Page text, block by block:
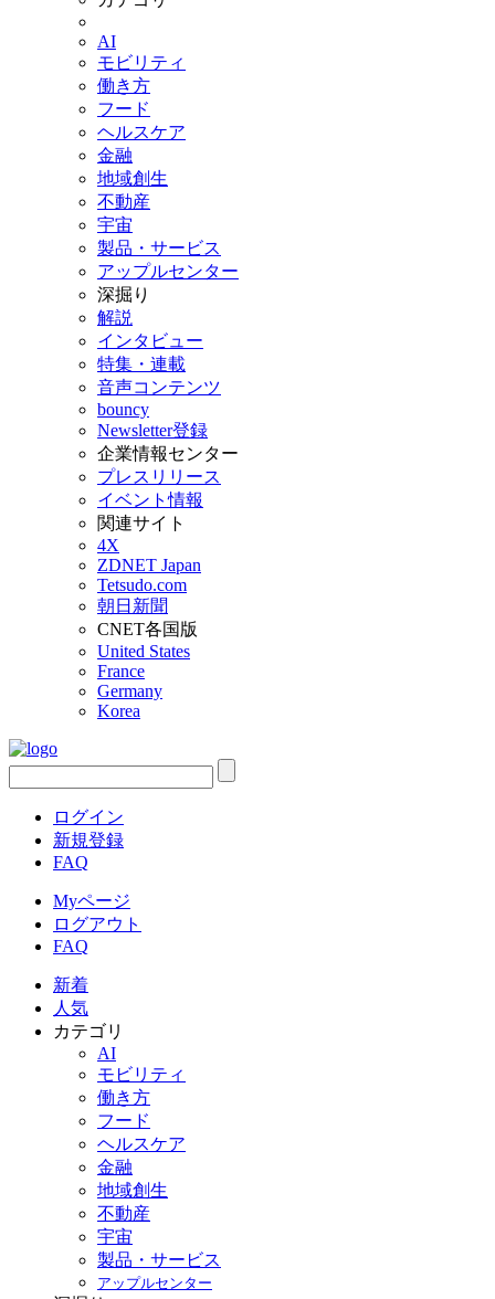
AI
モビリティ
働き方
フード
ヘルスケア
金融
地域創生
不動産
宇宙
製品・サービス
アップルセンター
深掘り
解説
インタビュー
特集・連載
音声コンテンツ
bouncy
Newsletter登録
企業情報センター
プレスリリース
イベント情報
関連サイト
4X
ZDNET Japan
Tetsudo.com
朝日新聞
CNET各国版
United States
France
Germany
Korea
ログイン
新規登録
FAQ
Myページ
ログアウト
FAQ
新着
人気
カテゴリ
AI
モビリティ
働き方
フード
ヘルスケア
金融
地域創生
不動産
宇宙
製品・サービス
アップルセンター